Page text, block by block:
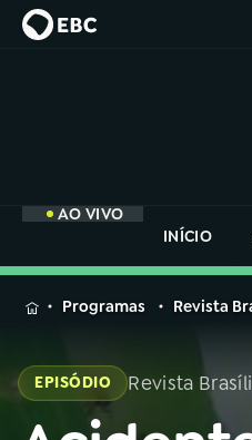
AO VIVO
INÍCIO
MENU
Buscar
na
Rádio
Nacional
Programas Revista
EPISÓDIO Revista